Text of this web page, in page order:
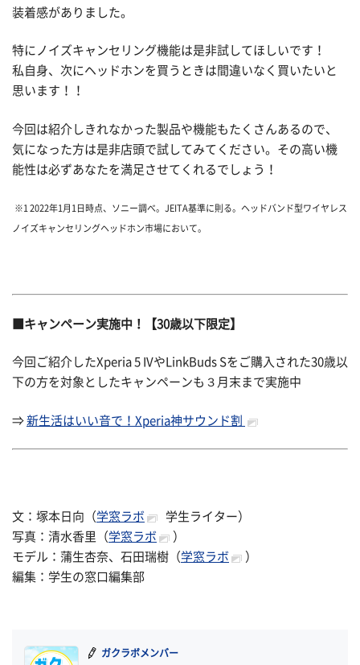
装着感がありました。
特にノイズキャンセリング機能は是非試してほしいです！
私自身、次にヘッドホンを買うときは間違いなく買いたいと
思います！！
今回は紹介しきれなかった製品や機能もたくさんあるので、
気になった方は是非店頭で試してみてください。その高い機
能性は必ずあなたを満足させてくれるでしょう！
※1 2022年1月1日時点、ソニー調べ。JEITA基準に則る。ヘッドバンド型ワイヤレス
ノイズキャンセリングヘッドホン市場において。
■キャンペーン実施中！【30歳以下限定】
今回ご紹介したXperia 5 IVやLinkBuds Sをご購入された30歳以
下の方を対象としたキャンペーンも３月末まで実施中
⇒ 新生活はいい音で！Xperia神サウンド割
文：塚本日向（ 学窓ラボ
学生ライター）
写真：清水香里（ 学窓ラボ
）
モデル：蒲生杏奈、石田瑞樹（ 学窓ラボ
）
編集：学生の窓口編集部
ガクラボメンバー